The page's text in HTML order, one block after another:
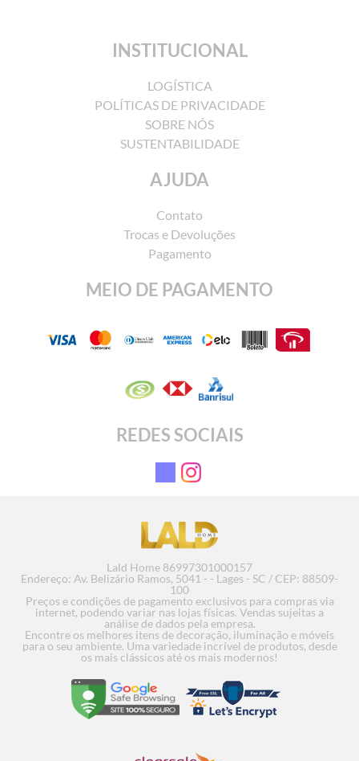
Colar Caminhos
em até 12x de R$ 76,86 sem
juros
INSTITUCIONAL
LOGÍSTICA
POLÍTICAS DE PRIVACIDADE
SOBRE NÓS
SUSTENTABILIDADE
AJUDA
Contato
Trocas e Devoluções
Pagamento
MEIO DE PAGAMENTO
REDES SOCIAIS
Lald Home 86997301000157
Endereço: Av. Belizário Ramos, 5041 - - Lages - SC / CEP: 88509-
100
Preços e condições de pagamento exclusivos para compras via
internet, podendo variar nas lojas físicas. Vendas sujeitas a
análise de dados pela empresa.
Encontre os melhores itens de decoração, iluminação e móveis
para o seu ambiente. Uma variedade incrível de produtos, desde
os mais clássicos até os mais modernos!